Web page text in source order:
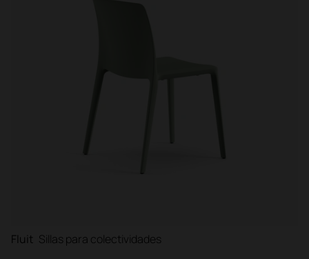
Fluit Sillas para colectividades